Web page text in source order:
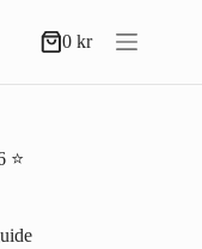
Varukorg
0kr
⭐